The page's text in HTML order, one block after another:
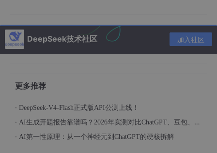
与DeepSeek V4测评，既是对国产大模型技术的深度验证，也是
我们自身技术能力的一次提升。我们也诚邀广大技术同行、企业伙
伴关注我们的测评进展，一起交流实测经验、探讨大模型落地难
性价比实测干货，解锁企业大模型选型的核心技巧，不见不散！也
DeepSeek技术社区 加入社区
更多推荐
· DeepSeek-V4-Flash正式版API公测上线！
· AI生成开题报告靠谱吗？2026年实测对比ChatGPT、豆包、DeepSeek质量差距
· AI第一性原理：从一个神经元到ChatGPT的硬核拆解